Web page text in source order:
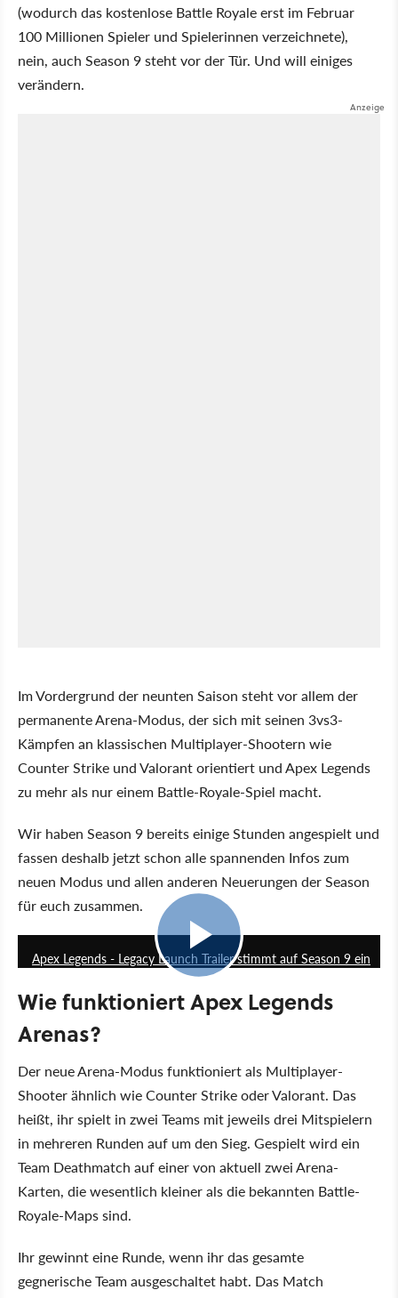
(wodurch das kostenlose Battle Royale erst im Februar
100 Millionen Spieler und Spielerinnen verzeichnete),
nein, auch Season 9 steht vor der Tür. Und will einiges
verändern.
Im Vordergrund der neunten Saison steht vor allem der
permanente Arena-Modus, der sich mit seinen 3vs3-
Kämpfen an klassischen Multiplayer-Shootern wie
Counter Strike und Valorant orientiert und Apex Legends
zu mehr als nur einem Battle-Royale-Spiel macht.
Wir haben Season 9 bereits einige Stunden angespielt und
fassen deshalb jetzt schon alle spannenden Infos zum
neuen Modus und allen anderen Neuerungen der Season
für euch zusammen.
Apex Legends - Legacy Launch Trailer stimmt auf Season 9 ein
Wie funktioniert Apex Legends
Arenas?
Der neue Arena-Modus funktioniert als Multiplayer-
Shooter ähnlich wie Counter Strike oder Valorant. Das
heißt, ihr spielt in zwei Teams mit jeweils drei Mitspielern
in mehreren Runden auf um den Sieg. Gespielt wird ein
Team Deathmatch auf einer von aktuell zwei Arena-
Karten, die wesentlich kleiner als die bekannten Battle-
Royale-Maps sind.
Ihr gewinnt eine Runde, wenn ihr das gesamte
gegnerische Team ausgeschaltet habt. Das Match